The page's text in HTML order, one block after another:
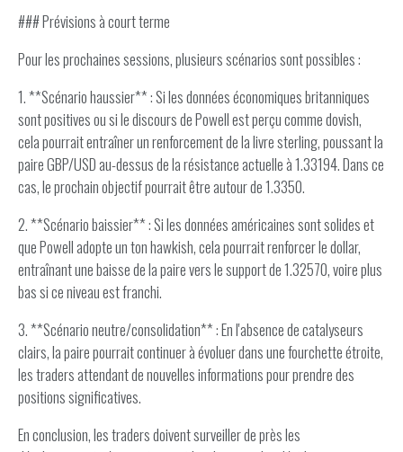
### Prévisions à court terme
Pour les prochaines sessions, plusieurs scénarios sont possibles :
1. **Scénario haussier** : Si les données économiques britanniques
sont positives ou si le discours de Powell est perçu comme dovish,
cela pourrait entraîner un renforcement de la livre sterling, poussant la
paire GBP/USD au-dessus de la résistance actuelle à 1.33194. Dans ce
cas, le prochain objectif pourrait être autour de 1.3350.
2. **Scénario baissier** : Si les données américaines sont solides et
que Powell adopte un ton hawkish, cela pourrait renforcer le dollar,
entraînant une baisse de la paire vers le support de 1.32570, voire plus
bas si ce niveau est franchi.
3. **Scénario neutre/consolidation** : En l'absence de catalyseurs
clairs, la paire pourrait continuer à évoluer dans une fourchette étroite,
les traders attendant de nouvelles informations pour prendre des
positions significatives.
En conclusion, les traders doivent surveiller de près les